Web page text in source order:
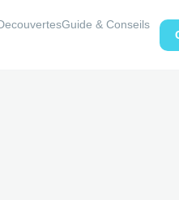
Guide & Conseils